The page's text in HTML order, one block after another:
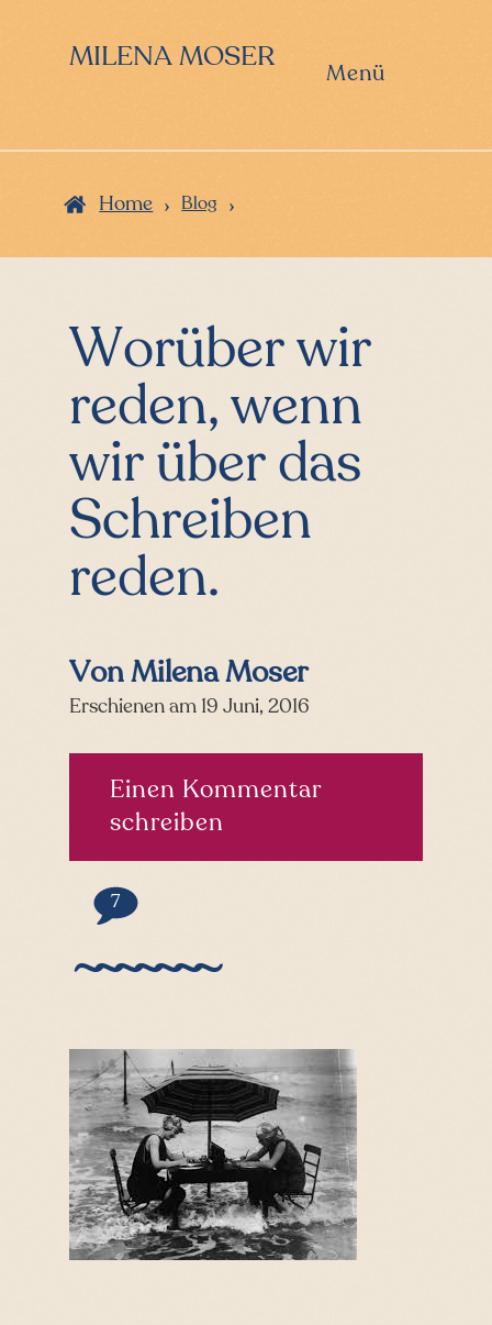
springen
springen
springenMILENA MOSER
Menü
Home › Blog ›
Worüber wir
reden, wenn
wir über das
Schreiben
reden.
Von Milena Moser
Erschienen am 19 Juni, 2016
Einen Kommentar
schreiben
7Kommentare